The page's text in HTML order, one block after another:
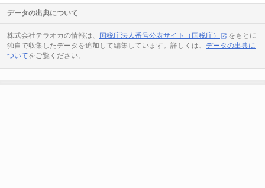
データの出典について
株式会社テラオカの情報は、 国税庁法人番号公表サイト（国税庁）
をもとに
独自で収集したデータを追加して編集しています。詳しくは、 データの出典に
ついてをご覧ください。